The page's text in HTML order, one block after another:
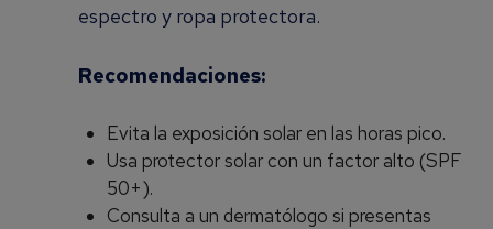
espectro y ropa protectora.
Recomendaciones:
Evita la exposición solar en las horas pico.
Usa protector solar con un factor alto (SPF
50+).
Consulta a un dermatólogo si presentas